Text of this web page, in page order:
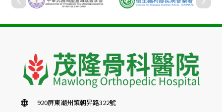
920屏東潮州鎮朝昇路322號